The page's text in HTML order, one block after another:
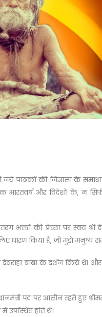
पाठकों की जिज्ञासा के
और विदेशों के, न
की प्रेच्छा पर स्वयं श्री
धारण किया है, जो मुझे मनुष्य
देवराहा बाबा के दर्शन
पद पर आसीन रहते हुए
उपस्थित होते थे।